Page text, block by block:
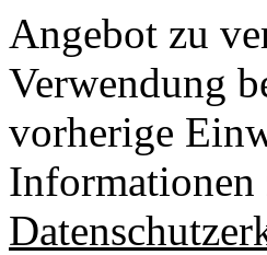
Angebot zu
Verwendung
vorherige
Informationen